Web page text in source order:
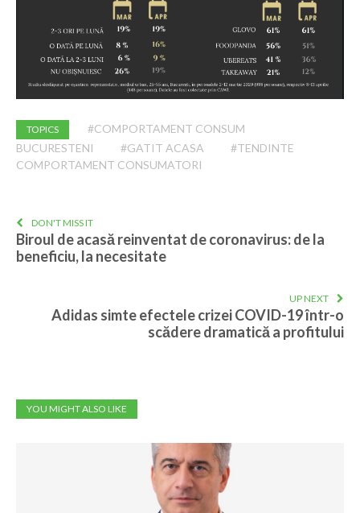
TOPICS
#COMPORTAMENT CONSUM
BUCURESTENI
#GATIT ACASA
#TENDINTE
COMPORTAMENT CONSUMATORI
DON'T MISS IT
Biroul de acasă reinventat de coronavirus: de la
beneficiu, la necesitate
UP NEXT
Adidas simte efectele crizei COVID-19 într-o
scădere dramatică a profitului
YOU MIGHT ALSO LIKE